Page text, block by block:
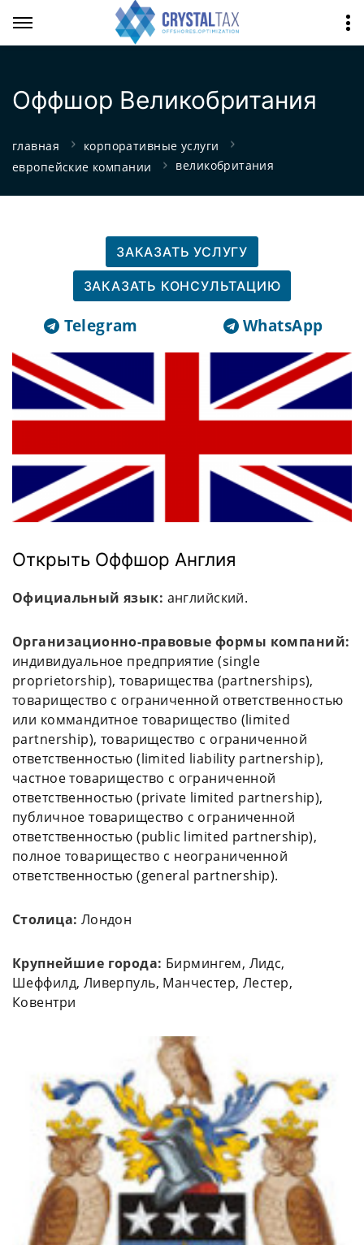
Оффшор Великобритания
главная
корпоративные услуги
европейские компании
великобритания
ЗАКАЗАТЬ УСЛУГУ
ЗАКАЗАТЬ КОНСУЛЬТАЦИЮ
Telegram WhatsApp
Открыть Оффшор Англия
Официальный язык: английский.
Организационно-правовые формы компаний:
индивидуальное предприятие (single
proprietorship), товарищества (partnerships),
товарищество с ограниченной ответственностью
или коммандитное товарищество (limited
partnership), товарищество с ограниченной
ответственностью (limited liability partnership),
частное товарищество с ограниченной
ответственностью (private limited partnership),
публичное товарищество с ограниченной
ответственностью (public limited partnership),
полное товарищество с неограниченной
ответственностью (general partnership).
Столица: Лондон
Крупнейшие города: Бирмингем, Лидс,
Шеффилд, Ливерпуль, Манчестер, Лестер,
Ковентри